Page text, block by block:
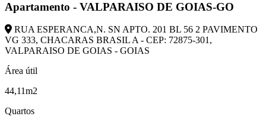
Apartamento - VALPARAISO DE GOIAS-GO
RUA ESPERANCA,N. SN APTO. 201 BL 56 2 PAVIMENTO
VG 333, CHACARAS BRASIL A - CEP: 72875-301,
VALPARAISO DE GOIAS - GOIAS
Área útil
44,11m2
Quartos